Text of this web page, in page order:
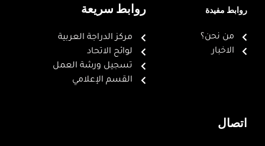
روابط مفيدة
من نحن؟
الاخبار
روابط سريعة
مركز الدراجة العربية
لوائح الاتحاد
تسجيل ورشة العمل
القسم الإعلامي
اتصال